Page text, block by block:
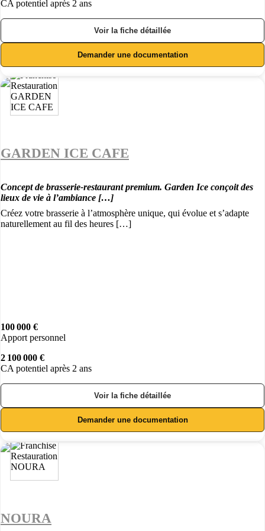
CA potentiel après 2 ans
Voir la fiche détaillée
Demander une documentation
GARDEN ICE CAFE
Concept de brasserie-restaurant premium. Garden Ice conçoit des
lieux de vie à l’ambiance […]
Créez votre brasserie à l’atmosphère unique, qui évolue et s’adapte
naturellement au fil des heures […]
100 000 €
Apport personnel
2 100 000 €
CA potentiel après 2 ans
Voir la fiche détaillée
Demander une documentation
NOURA